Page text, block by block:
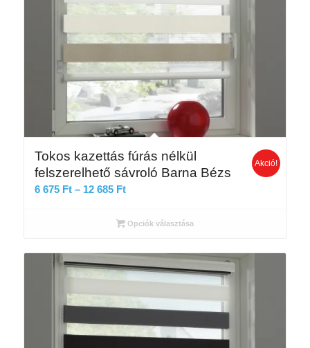
Tokos kazettás fúrás nélkül
felszerelhető sávroló Barna Bézs
6 675 Ft – 12 685 FtÁrtartomány:
675 Ft
12
685 Ft
Akció!
Opciók választása